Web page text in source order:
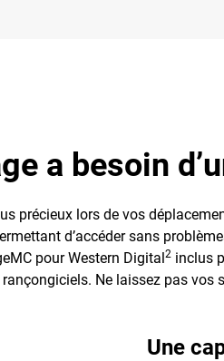
a besoin
précieux lors de vos
d’accéder sans
pour Western Digital2 inclus
Ne laissez pas vos
Une